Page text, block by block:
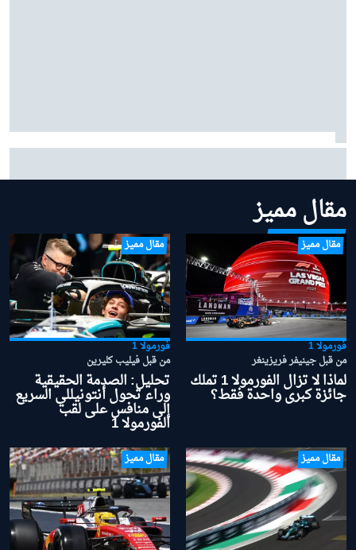
بينوتو يردّ على شائعات ساينز وبياسـتري: "نحن سعداء
مقال مميز
مقال مميز
فورمولا 1
من قبل جينيفر فريزينغر
لماذا لا تزال الفورمولا 1 تملك
جائزة كبرى واحدة فقط؟
مقال مميز
فورمولا 1
من قبل فيليب كليرين
تحليل: الصدمة الحقيقية
وراء تحول أنتونيللي السريع
إلى منافس على لقب
الفورمولا 1
مقال مميز مقال مميز